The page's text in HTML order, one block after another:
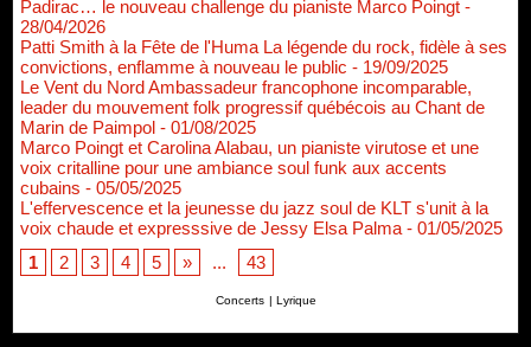
Padirac… le nouveau challenge du pianiste Marco Poingt -
28/04/2026
Patti Smith à la Fête de l'Huma La légende du rock, fidèle à ses
convictions, enflamme à nouveau le public - 19/09/2025
Le Vent du Nord Ambassadeur francophone incomparable,
leader du mouvement folk progressif québécois au Chant de
Marin de Paimpol - 01/08/2025
Marco Poingt et Carolina Alabau, un pianiste virutose et une
voix critalline pour une ambiance soul funk aux accents
cubains - 05/05/2025
L'effervescence et la jeunesse du jazz soul de KLT s'unit à la
voix chaude et expresssive de Jessy Elsa Palma - 01/05/2025
1
2 3 4 5 » ... 43
Concerts | Lyrique